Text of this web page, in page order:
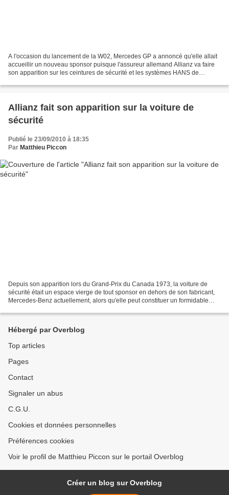
A l'occasion du lancement de la W02, Mercedes GP a annoncé qu'elle allait
accueillir un nouveau sponsor puisque l'assureur allemand Allianz va faire
son apparition sur les ceintures de sécurité et les systèmes HANS de
Allianz fait son apparition sur la voiture de
sécurité
Publié le 23/09/2010 à 18:35
Par Matthieu Piccon
Depuis son apparition lors du Grand-Prix du Canada 1973, la voiture de
sécurité était un espace vierge de tout sponsor en dehors de son fabricant,
Mercedes-Benz actuellement, alors qu'elle peut constituer un formidable
Hébergé par Overblog
Top articles
Pages
Contact
Signaler un abus
C.G.U.
Cookies et données personnelles
Préférences cookies
Voir le profil de Matthieu Piccon sur le portail Overblog
Créer un blog sur Overblog